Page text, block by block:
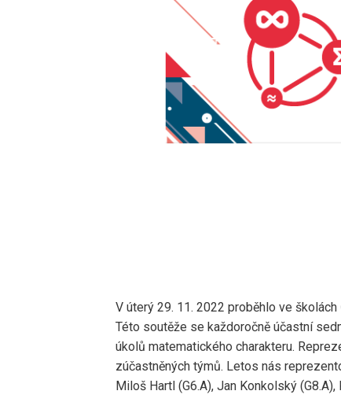
V úterý 29. 11. 2022 proběhlo ve
Této soutěže se každoročně účastní
úkolů matematického charakteru.
zúčastněných týmů. Letos nás
Miloš Hartl (G6.A), Jan Konkolský (G8.A),